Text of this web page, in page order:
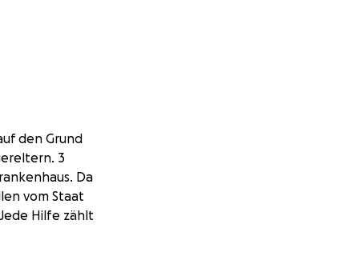
den Grund
3
Da
vom Staat
Hilfe zählt